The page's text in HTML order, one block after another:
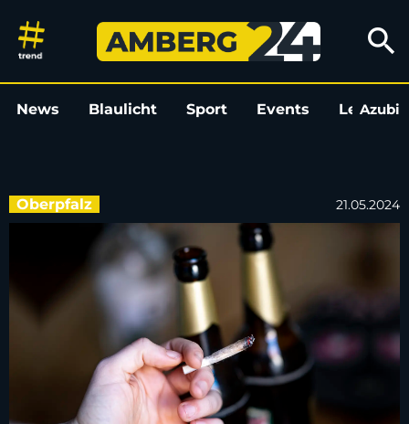
Alkohol vs. Cannabis – was ist
search
News Blaulicht Sport Events LeoAzubi
Oberpfalz 21.05.2024